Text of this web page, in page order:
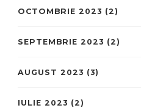
OCTOMBRIE 2023 (2)
SEPTEMBRIE 2023 (2)
AUGUST 2023 (3)
IULIE 2023 (2)